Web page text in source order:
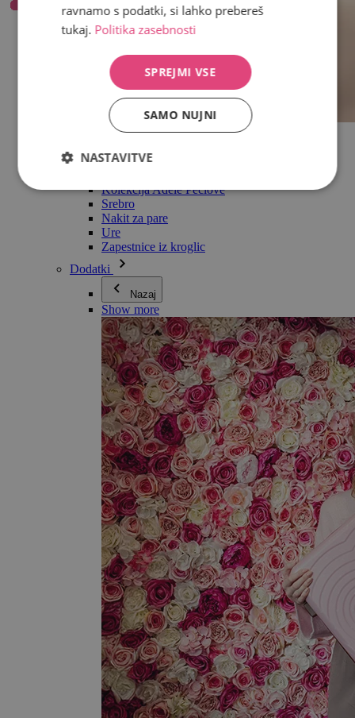
Vse v kategoriji Nakit
Zapestnice
Kolekcija Adéle Pečlové
Srebro
Nakit za pare
Ure
Zapestnice iz kroglic
Dodatki
Nazaj
Show more
ravnamo s podatki, si lahko prebereš
tukaj. Politika zasebnosti
SPREJMI VSE
SAMO NUJNI
NASTAVITVE